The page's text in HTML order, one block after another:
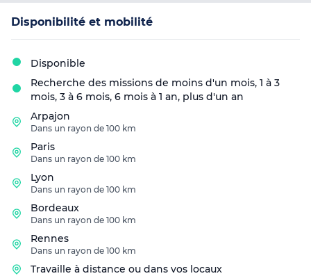
Disponibilité et mobilité
Disponible
Recherche des missions de moins d'un mois, 1 à 3
mois, 3 à 6 mois, 6 mois à 1 an, plus d'un an
Arpajon
Dans un rayon de 100 km
Paris
Dans un rayon de 100 km
Lyon
Dans un rayon de 100 km
Bordeaux
Dans un rayon de 100 km
Rennes
Dans un rayon de 100 km
Travaille à distance ou dans vos locaux